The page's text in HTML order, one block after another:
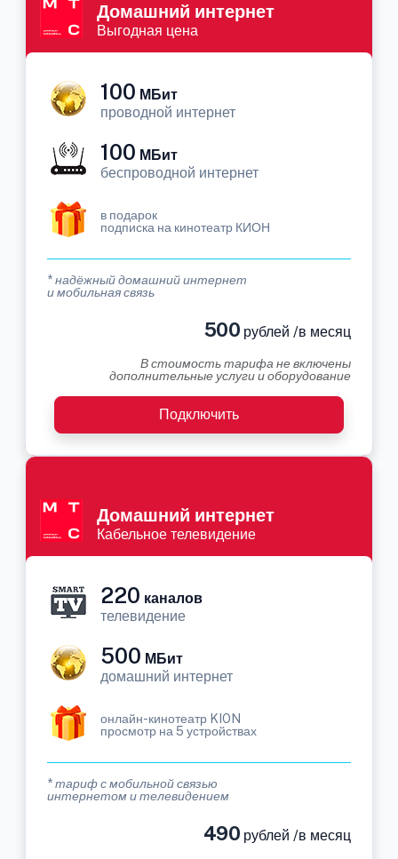
Домашний интернет
Выгодная цена
100 МБит
проводной интернет
100 МБит
беспроводной интернет
в подарок
подписка на кинотеатр КИОН
* надёжный домашний интернет
и мобильная связь
500 рублей /в месяц
В стоимость тарифа не включены
дополнительные услуги и оборудование
Подключить
Домашний интернет
Кабельное телевидение
220 каналов
телевидение
500 МБит
домашний интернет
онлайн-кинотеатр KION
просмотр на 5 устройствах
* тариф с мобильной связью
интернетом и телевидением
490 рублей /в месяц